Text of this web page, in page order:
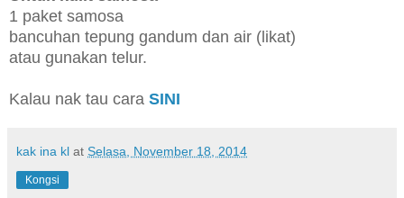
1 paket samosa
bancuhan tepung gandum dan air (likat)
atau gunakan telur.
Kalau nak tau cara SINI
kak ina kl at Selasa, November 18, 2014
Kongsi